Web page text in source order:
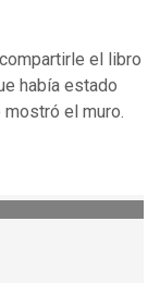
el libro
había estado
el muro.